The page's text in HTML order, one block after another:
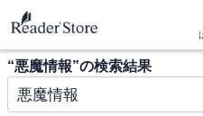
“悪魔情報”の検索結果